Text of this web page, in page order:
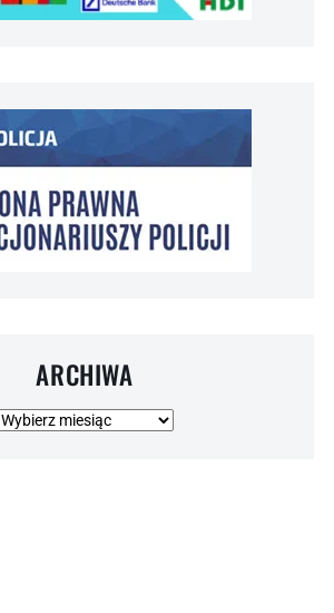
ARCHIWA
Archiwa